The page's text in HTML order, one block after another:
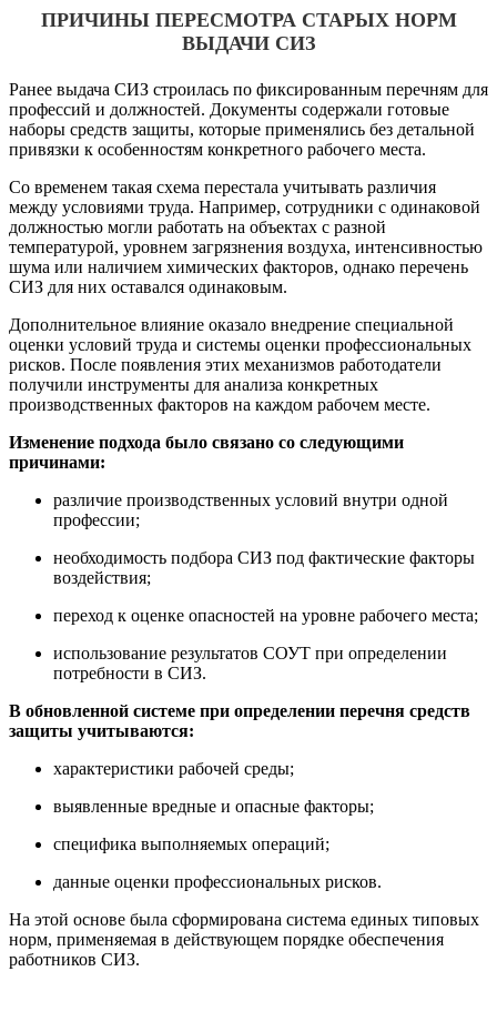
ПРИЧИНЫ ПЕРЕСМОТРА СТАРЫХ НОРМ
ВЫДАЧИ СИЗ
Ранее выдача СИЗ строилась по фиксированным перечням для
профессий и должностей. Документы содержали готовые
наборы средств защиты, которые применялись без детальной
привязки к особенностям конкретного рабочего места.
Со временем такая схема перестала учитывать различия
между условиями труда. Например, сотрудники с одинаковой
должностью могли работать на объектах с разной
температурой, уровнем загрязнения воздуха, интенсивностью
шума или наличием химических факторов, однако перечень
СИЗ для них оставался одинаковым.
Дополнительное влияние оказало внедрение специальной
оценки условий труда и системы оценки профессиональных
рисков. После появления этих механизмов работодатели
получили инструменты для анализа конкретных
производственных факторов на каждом рабочем месте.
Изменение подхода было связано со следующими
причинами:
различие производственных условий внутри одной
профессии;
необходимость подбора СИЗ под фактические факторы
воздействия;
переход к оценке опасностей на уровне рабочего места;
использование результатов СОУТ при определении
потребности в СИЗ.
В обновленной системе при определении перечня средств
защиты учитываются:
характеристики рабочей среды;
выявленные вредные и опасные факторы;
специфика выполняемых операций;
данные оценки профессиональных рисков.
На этой основе была сформирована система единых типовых
норм, применяемая в действующем порядке обеспечения
работников СИЗ.